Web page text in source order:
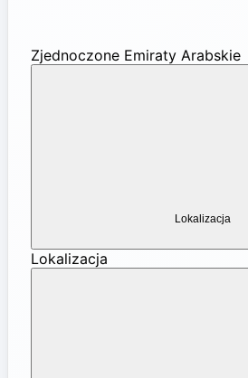
Zjednoczone Emiraty Arabskie
Lokalizacja
Lokalizacja